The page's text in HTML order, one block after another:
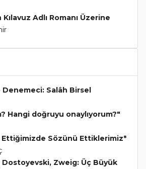
Adlı Romanı Üzerine
Salâh Birsel
Hangi doğruyu onaylıyorum?"
Ettiğimizde Sözünü Ettiklerimiz*
Zweig: Üç Büyük